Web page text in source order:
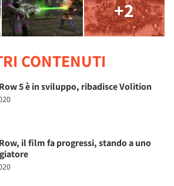
+2
CONTENUTI
5 è in sviluppo, ribadisce Volition
il film fa progressi, stando a uno